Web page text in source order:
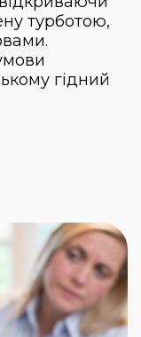
турботою,
гідний